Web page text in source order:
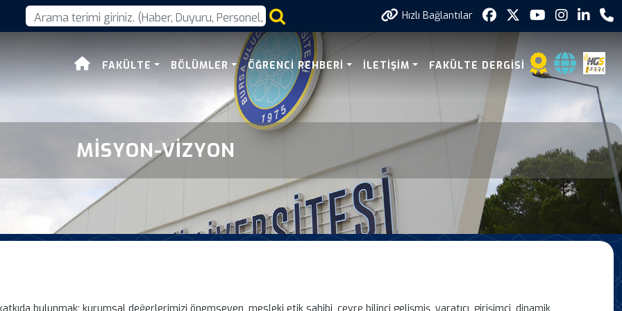
Hızlı Bağlantılar
FAKÜLTE BÖLÜMLER ÖĞRENCI REHBERI İLETİŞİM FAKÜLTE DERGİSİ
MISYON-VIZYON